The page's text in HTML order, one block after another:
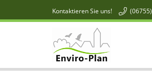
Kontaktieren Sie uns!